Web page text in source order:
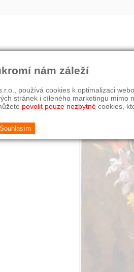
nám záleží
používá cookies k optimalizaci
stránek i cíleného marketingu mimo
povolit pouze nezbytné cookies,
Souhlasím